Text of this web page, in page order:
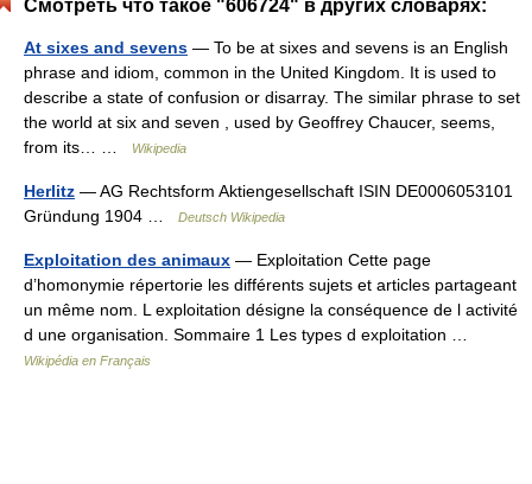
Смотреть что такое "606724" в других словарях:
At sixes and sevens — To be at sixes and sevens is an English
phrase and idiom, common in the United Kingdom. It is used to
describe a state of confusion or disarray. The similar phrase to set
the world at six and seven , used by Geoffrey Chaucer, seems,
from its… …
Wikipedia
Herlitz — AG Rechtsform Aktiengesellschaft ISIN DE0006053101
Gründung 1904 …
Deutsch Wikipedia
Exploitation des animaux — Exploitation Cette page
d’homonymie répertorie les différents sujets et articles partageant
un même nom. L exploitation désigne la conséquence de l activité
d une organisation. Sommaire 1 Les types d exploitation …
Wikipédia en Français